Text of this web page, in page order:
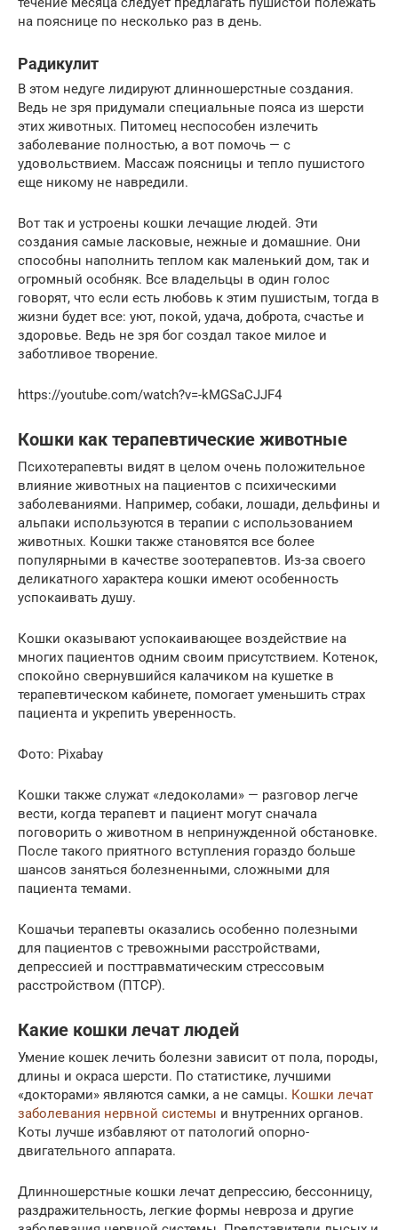
на пояснице по несколько раз в день.
Радикулит
В этом недуге лидируют длинношерстные создания.
Ведь не зря придумали специальные пояса из шерсти
этих животных. Питомец неспособен излечить
заболевание полностью, а вот помочь — с
удовольствием. Массаж поясницы и тепло пушистого
еще никому не навредили.
Вот так и устроены кошки лечащие людей. Эти
создания самые ласковые, нежные и домашние. Они
способны наполнить теплом как маленький дом, так и
огромный особняк. Все владельцы в один голос
говорят, что если есть любовь к этим пушистым, тогда в
жизни будет все: уют, покой, удача, доброта, счастье и
здоровье. Ведь не зря бог создал такое милое и
заботливое творение.
https://youtube.com/watch?v=-kMGSaCJJF4
Кошки как терапевтические животные
Психотерапевты видят в целом очень положительное
влияние животных на пациентов с психическими
заболеваниями. Например, собаки, лошади, дельфины и
альпаки используются в терапии с использованием
животных. Кошки также становятся все более
популярными в качестве зоотерапевтов. Из-за своего
деликатного характера кошки имеют особенность
успокаивать душу.
Кошки оказывают успокаивающее воздействие на
многих пациентов одним своим присутствием. Котенок,
спокойно свернувшийся калачиком на кушетке в
терапевтическом кабинете, помогает уменьшить страх
пациента и укрепить уверенность.
Фото: Pixabay
Кошки также служат «ледоколами» — разговор легче
вести, когда терапевт и пациент могут сначала
поговорить о животном в непринужденной обстановке.
После такого приятного вступления гораздо больше
шансов заняться болезненными, сложными для
пациента темами.
Кошачьи терапевты оказались особенно полезными
для пациентов с тревожными расстройствами,
депрессией и посттравматическим стрессовым
расстройством (ПТСР).
Какие кошки лечат людей
Умение кошек лечить болезни зависит от пола, породы,
длины и окраса шерсти. По статистике, лучшими
«докторами» являются самки, а не самцы. Кошки лечат
заболевания нервной системы и внутренних органов.
Коты лучше избавляют от патологий опорно-
двигательного аппарата.
Длинношерстные кошки лечат депрессию, бессонницу,
раздражительность, легкие формы невроза и другие